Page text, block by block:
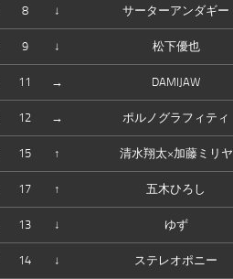
8 ↓ サーターアンダギー
9 ↓ 松下優也
11 → DAMIJAW
12 → ポルノグラフィティ
15 ↑ 清水翔太×加藤ミリヤ
17 ↑ 五木ひろし
13 ↓ ゆず
14 ↓ ステレオポニー